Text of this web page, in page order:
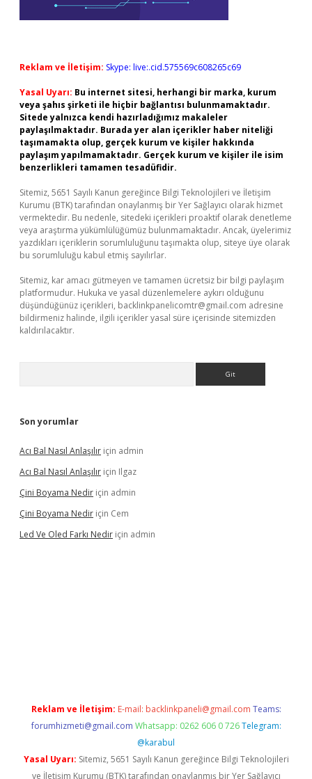
Reklam ve İletişim: Skype: live:.cid.575569c608265c69
Yasal Uyarı: Bu internet sitesi, herhangi bir marka, kurum
veya şahıs şirketi ile hiçbir bağlantısı bulunmamaktadır.
Sitede yalnızca kendi hazırladığımız makaleler
paylaşılmaktadır. Burada yer alan içerikler haber niteliği
taşımamakta olup, gerçek kurum ve kişiler hakkında
paylaşım yapılmamaktadır. Gerçek kurum ve kişiler ile isim
benzerlikleri tamamen tesadüfidir.
Sitemiz, 5651 Sayılı Kanun gereğince Bilgi Teknolojileri ve İletişim
Kurumu (BTK) tarafından onaylanmış bir Yer Sağlayıcı olarak hizmet
vermektedir. Bu nedenle, sitedeki içerikleri proaktif olarak denetleme
veya araştırma yükümlülüğümüz bulunmamaktadır. Ancak, üyelerimiz
yazdıkları içeriklerin sorumluluğunu taşımakta olup, siteye üye olarak
bu sorumluluğu kabul etmiş sayılırlar.
Sitemiz, kar amacı gütmeyen ve tamamen ücretsiz bir bilgi paylaşım
platformudur. Hukuka ve yasal düzenlemelere aykırı olduğunu
düşündüğünüz içerikleri, backlinkpanelicomtr@gmail.com adresine
bildirmeniz halinde, ilgili içerikler yasal süre içerisinde sitemizden
kaldırılacaktır.
Son yorumlar
Acı Bal Nasıl Anlaşılır için admin
Acı Bal Nasıl Anlaşılır için Ilgaz
Çini Boyama Nedir için admin
Çini Boyama Nedir için Cem
Led Ve Oled Farkı Nedir için admin
Reklam ve İletişim: E-mail: backlinkpaneli@gmail.com Teams:
forumhizmeti@gmail.com Whatsapp: 0262 606 0 726 Telegram:
@karabul
Yasal Uyarı: Sitemiz, 5651 Sayılı Kanun gereğince Bilgi Teknolojileri
ve İletişim Kurumu (BTK) tarafından onaylanmış bir Yer Sağlayıcı